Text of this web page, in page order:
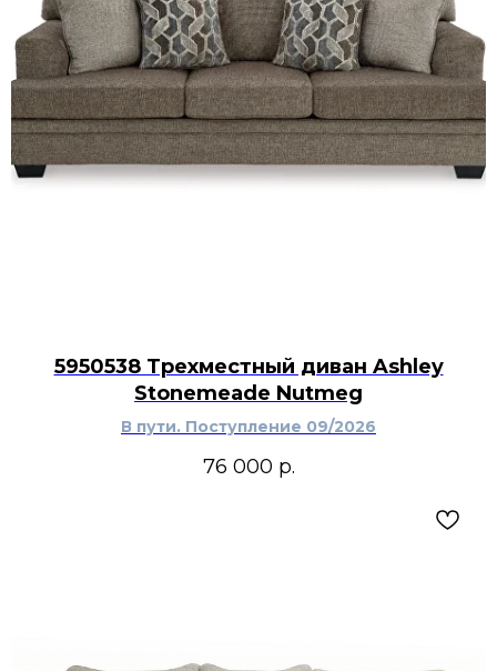
повседневном оформлении интерьера и
праздничной сервировке.
Подсвечник Creative Co-Op Mosaic Glass
«Мозаичное стекло» можно расположить в
гостиной, спальне, столовой, прихожей или
домашней библиотеке. Он подойдёт для
создания небольшого светового акцента на
стилистики.
5950538 Трехместный диван Ashley
Stonemeade Nutmeg
В пути. Поступление 09/2026
76 000 р.